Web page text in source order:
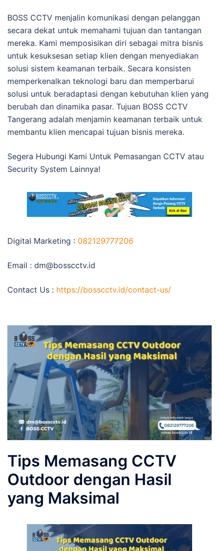
BOSS CCTV menjalin komunikasi dengan pelanggan
secara dekat untuk memahami tujuan dan tantangan
mereka. Kami memposisikan diri sebagai mitra bisnis
untuk kesuksesan setiap klien dengan menyediakan
solusi sistem keamanan terbaik. Secara konsisten
memperkenalkan teknologi baru dan memperbarui
solusi untuk beradaptasi dengan kebutuhan klien yang
berubah dan dinamika pasar. Tujuan BOSS CCTV
Tangerang adalah menjamin keamanan terbaik untuk
membantu klien mencapai tujuan bisnis mereka.
Segera Hubungi Kami Untuk Pemasangan CCTV atau
Security System Lainnya!
Digital Marketing : 082129777206
Email : dm@bosscctv.id
Contact Us : https://bosscctv.id/contact-us/
Tips Memasang CCTV
Outdoor dengan Hasil
yang Maksimal